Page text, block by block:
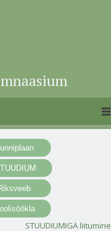
STUUDIUMIGA liitumine